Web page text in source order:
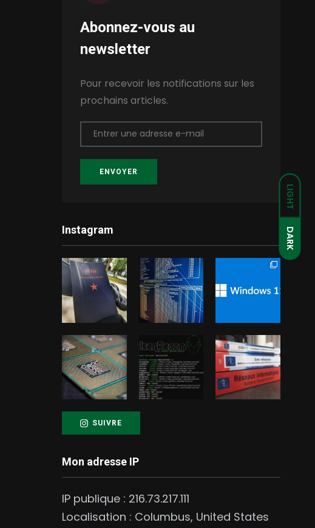
LIGHT
DARK
Abonnez-vous au
newsletter
Pour recevoir les notifications sur les
prochains articles.
Entrer une adresse e-mail
ENVOYER
Instagram
SUIVRE
Mon adresse IP
IP publique : 216.73.217.111
Localisation : Columbus, United States